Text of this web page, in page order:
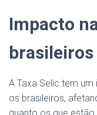
Impacto
brasileiros
A Taxa Selic tem
os brasileiros,